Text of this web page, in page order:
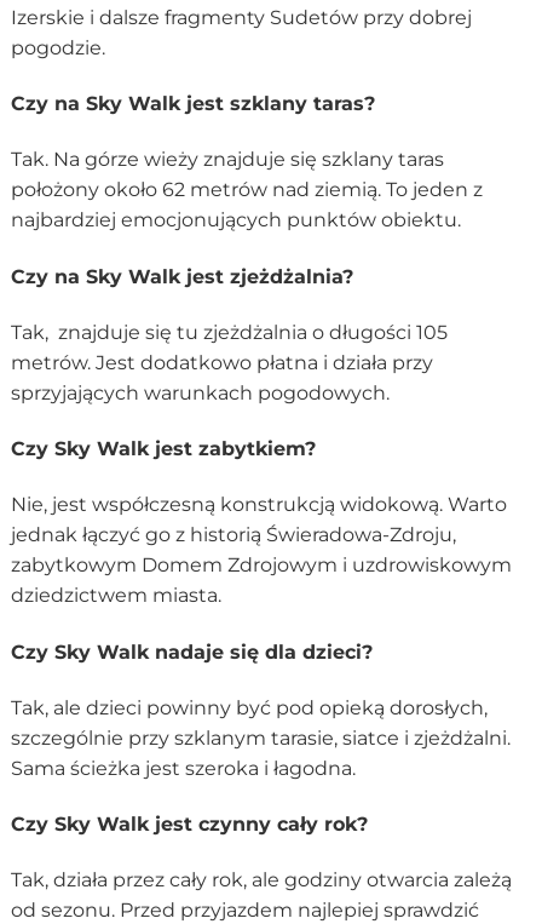
Izerskie i dalsze fragmenty Sudetów przy dobrej
pogodzie.
Czy na Sky Walk jest szklany taras?
Tak. Na górze wieży znajduje się szklany taras
położony około 62 metrów nad ziemią. To jeden z
najbardziej emocjonujących punktów obiektu.
Czy na Sky Walk jest zjeżdżalnia?
Tak, znajduje się tu zjeżdżalnia o długości 105
metrów. Jest dodatkowo płatna i działa przy
sprzyjających warunkach pogodowych.
Czy Sky Walk jest zabytkiem?
Nie, jest współczesną konstrukcją widokową. Warto
jednak łączyć go z historią Świeradowa-Zdroju,
zabytkowym Domem Zdrojowym i uzdrowiskowym
dziedzictwem miasta.
Czy Sky Walk nadaje się dla dzieci?
Tak, ale dzieci powinny być pod opieką dorosłych,
szczególnie przy szklanym tarasie, siatce i zjeżdżalni.
Sama ścieżka jest szeroka i łagodna.
Czy Sky Walk jest czynny cały rok?
Tak, działa przez cały rok, ale godziny otwarcia zależą
od sezonu. Przed przyjazdem najlepiej sprawdzić